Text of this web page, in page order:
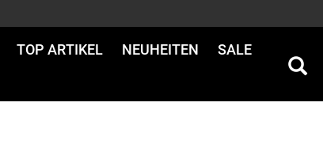
TOP ARTIKEL NEUHEITEN
SALE